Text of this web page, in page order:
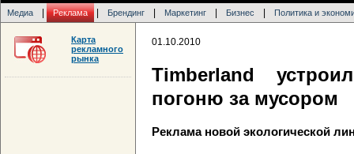
Медиа Реклама Брендинг Маркетинг Бизнес Политика и
01.10.2010
Timberland
погоню за мусором
Реклама новой экологической
Карта
рекламного
рынка